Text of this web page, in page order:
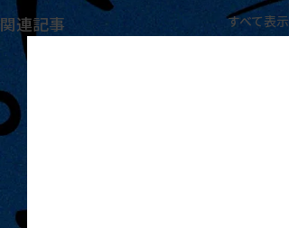
関連記事 すべて表示